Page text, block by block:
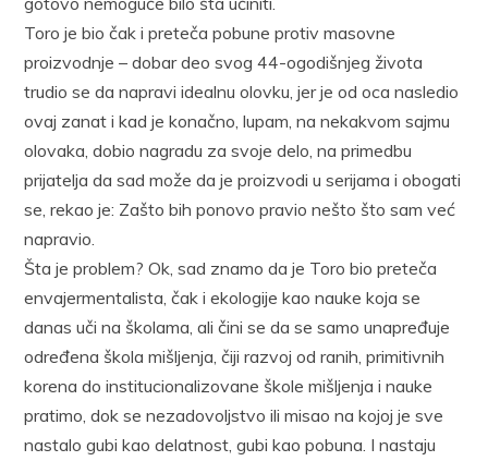
Toro je bio čak i preteča pobune protiv masovne
proizvodnje – dobar deo svog 44-ogodišnjeg života
trudio se da napravi idealnu olovku, jer je od oca nasledio
ovaj zanat i kad je konačno, lupam, na nekakvom sajmu
olovaka, dobio nagradu za svoje delo, na primedbu
prijatelja da sad može da je proizvodi u serijama i obogati
se, rekao je: Zašto bih ponovo pravio nešto što sam već
napravio.
Šta je problem? Ok, sad znamo da je Toro bio preteča
envajermentalista, čak i ekologije kao nauke koja se
danas uči na školama, ali čini se da se samo unapređuje
određena škola mišljenja, čiji razvoj od ranih, primitivnih
korena do institucionalizovane škole mišljenja i nauke
pratimo, dok se nezadovoljstvo ili misao na kojoj je sve
nastalo gubi kao delatnost, gubi kao pobuna. I nastaju